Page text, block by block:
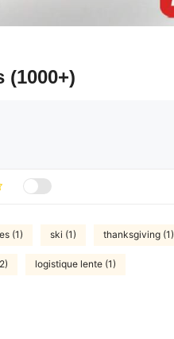
(1000+)
(1) ski (1) thanksgiving (1)
logistique lente (1)